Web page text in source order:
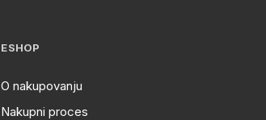
ESHOP
O nakupovanju
Nakupni proces